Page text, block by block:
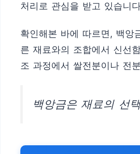
처리로 관심을 받고 있습니
확인해본 바에 따르면, 백앙
른 재료와의 조합에서 신선
조 과정에서 쌀전분이나 전
백앙금은 재료의 선